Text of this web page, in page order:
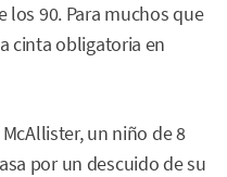
90. Para muchos que
cinta obligatoria en
un niño de 8
por un descuido de su